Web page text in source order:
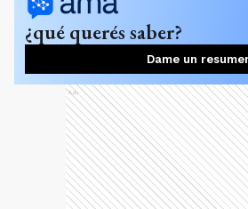
¿qué querés saber?
Dame un
Ads